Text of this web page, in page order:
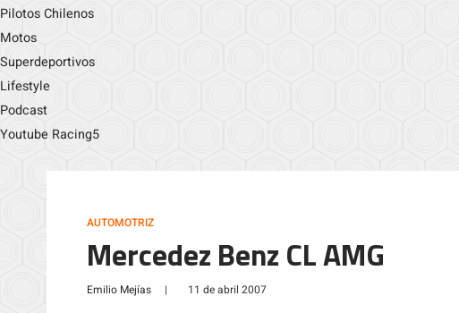
Pilotos Chilenos
Motos
Superdeportivos
Lifestyle
Podcast
Youtube Racing5
AUTOMOTRIZ
Mercedez Benz CL AMG
Emilio Mejías | 11 de abril 2007